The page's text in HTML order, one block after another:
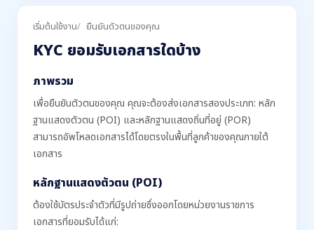
เริ่มต้นใช้งาน ยืนยันตัวตนของคุณ
KYC ยอมรับเอกสารใดบ้าง
ภาพรวม
เพื่อยืนยันตัวตนของคุณ คุณจะต้องส่งเอกสารสองประเภท: หลัก
ฐานแสดงตัวตน (POI) และหลักฐานแสดงถิ่นที่อยู่ (POR)
สามารถอัพโหลดเอกสารได้โดยตรงในพื้นที่ลูกค้าของคุณภายใต้
เอกสาร
หลักฐานแสดงตัวตน (POI)
ต้องใช้บัตรประจำตัวที่มีรูปถ่ายซึ่งออกโดยหน่วยงานราชการ
เอกสารที่ยอมรับได้แก่: